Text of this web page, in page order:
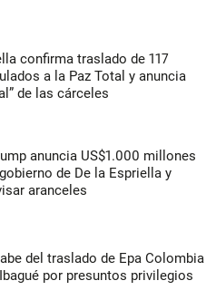
confirma traslado de 117
a la Paz Total y anuncia
de las cárceles
anuncia US$1.000 millones
de De la Espriella y
aranceles
del traslado de Epa Colombia
por presuntos privilegios